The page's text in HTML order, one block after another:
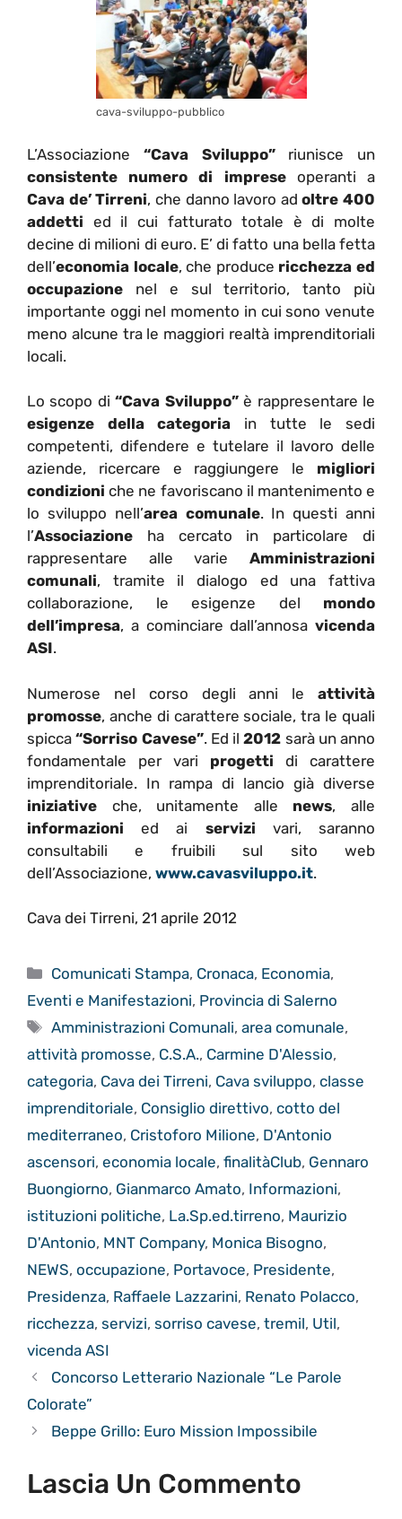
cava-sviluppo-pubblico
L’Associazione “Cava Sviluppo”riunisce un
consistente numero di
imprese operanti a
Cava de’ Tirreni, che danno lavoro adoltre 400
addetti ed il cui fatturato totale è di molte
decine di milioni di euro. E’ di fatto una bella fetta
dell’economia locale, che produce ricchezza ed
occupazione nel e sul territorio, tanto più
importante oggi nel momento in cui sono venute
meno alcune tra le maggiori realtà imprenditoriali
locali.
Lo scopo di“Cava Sviluppo”è rappresentare le
esigenze della categoria in tutte le sedi
competenti, difendere e tutelare il lavoro delle
aziende, ricercare e raggiungere le migliori
condizioni che ne favoriscano il mantenimento e
lo sviluppo nell’area comunale. In questi anni
l’Associazione ha cercato in particolare di
rappresentare alle varie Amministrazioni
comunali, tramite il dialogo ed una fattiva
collaborazione, le esigenze del mondo
dell’impresa, a cominciare dall’annosa vicenda
ASI.
Numerose nel corso degli anni le attività
promosse, anche di carattere sociale, tra le quali
spicca“Sorriso Cavese”. Ed il2012 sarà un anno
fondamentale per vari progetti di carattere
imprenditoriale. In rampa di lancio già diverse
iniziative che, unitamente alle news, alle
informazioni ed ai servizi vari, saranno
consultabili e fruibili sul sito web
dell’Associazione, www.cavasviluppo.it.
Cava dei Tirreni, 21 aprile 2012
Categorie
Comunicati Stampa, Cronaca, Economia,
Eventi e Manifestazioni, Provincia di Salerno
Tag
Amministrazioni Comunali,area comunale,
attività promosse, C.S.A., Carmine D'Alessio,
categoria, Cava dei Tirreni, Cava sviluppo, classe
imprenditoriale, Consiglio direttivo, cotto del
mediterraneo, Cristoforo Milione, D'Antonio
ascensori, economia locale, finalitàClub, Gennaro
Buongiorno, Gianmarco Amato, Informazioni,
istituzioni politiche, La.Sp.ed.tirreno, Maurizio
D'Antonio, MNT Company, Monica Bisogno,
NEWS, occupazione, Portavoce, Presidente,
Presidenza, Raffaele Lazzarini, Renato Polacco,
ricchezza, servizi, sorriso cavese, tremil, Util,
vicenda ASI
Concorso Letterario Nazionale “Le Parole
Colorate”
Beppe Grillo: Euro Mission Impossibile
Lascia Un Commento